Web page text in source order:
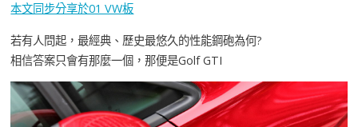
本文同步分享於01 VW板
若有人問起，最經典、歷史最悠久的性能鋼砲為何?
相信答案只會有那麼一個，那便是Golf GTI